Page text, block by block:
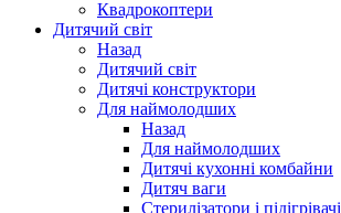
Квадрокоптери
Дитячий світ
Назад
Дитячий світ
Дитячі конструктори
Для наймолодших
Назад
Для наймолодших
Дитячі кухонні комбайни
Дитяч ваги
Стерилізатори і підігрівачі